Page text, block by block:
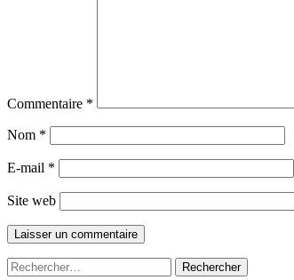
Commentaire *
Nom *
E-mail *
Site web
Rechercher :